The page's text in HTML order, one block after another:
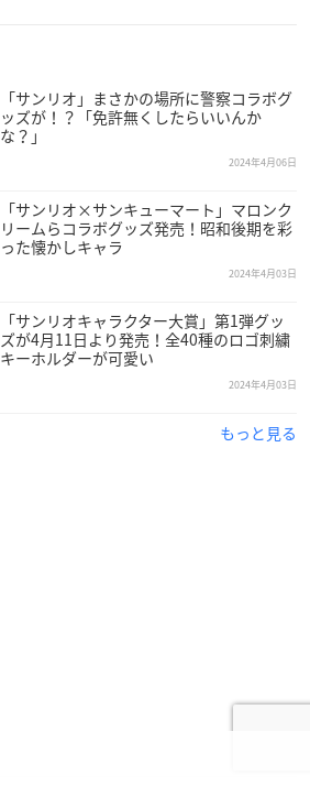
「サンリオ」まさかの場所に警察コラボグ
ッズが！？「免許無くしたらいいんか
な？」
2024年4月06日
「サンリオ×サンキューマート」マロンク
リームらコラボグッズ発売！昭和後期を彩
った懐かしキャラ
2024年4月03日
「サンリオキャラクター大賞」第1弾グッ
ズが4月11日より発売！全40種のロゴ刺繍
キーホルダーが可愛い
2024年4月03日
もっと見る